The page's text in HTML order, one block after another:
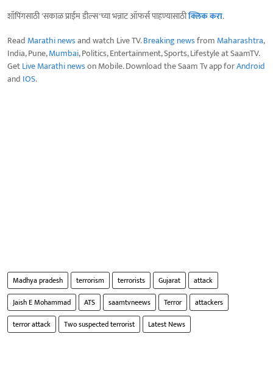
शॉपिंगसाठी 'सकाळ प्राईम डील्स'च्या भन्नाट ऑफर्स पाहण्यासाठीक्लिक करा.
Read Marathi newsand watch Live TV.Breaking newsfrom Maharashtra,
India, Pune,Mumbai, Politics, Entertainment, Sports, Lifestyle at SaamTV.
GetLive Marathi newson Mobile. Download the Saam Tv app forAndroid
and IOS.
Madhya pradesh terrorism terrorists Gujarat
attack
Jaish E Mohammad
ATS saamtvneews Terror
attackers
terror attack
Two suspected terrorist Latest News